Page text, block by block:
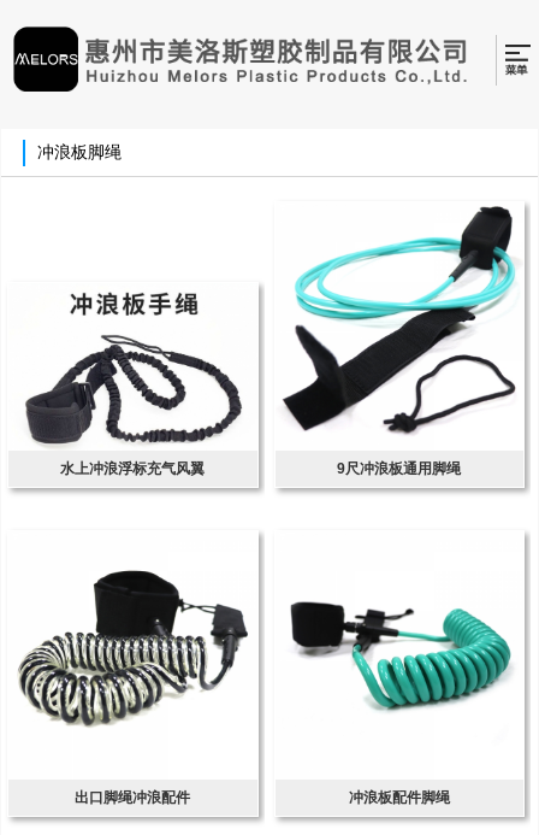
冲浪板脚绳
水上冲浪浮标充气风翼 9尺冲浪板通用脚绳
出口脚绳冲浪配件 冲浪板配件脚绳